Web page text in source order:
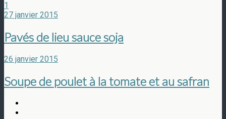
1
27 janvier 2015
Pavés de lieu sauce soja
26 janvier 2015
Soupe de poulet à la tomate et au safran